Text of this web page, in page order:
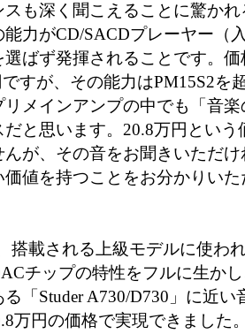
スも深く聞こえることに驚か
力がCD/SACDプレーヤー（
ばず発揮されることです。価
すが、その能力はPM15S2を
メインアンプの中でも「音
と思います。20.8万円という
が、その音をお聞きいただ
値を持つことをお分かりい
搭載される上級モデルに使わ
チップの特性をフルに生か
「Studer A730/D730」に近い
万円の価格で実現できました